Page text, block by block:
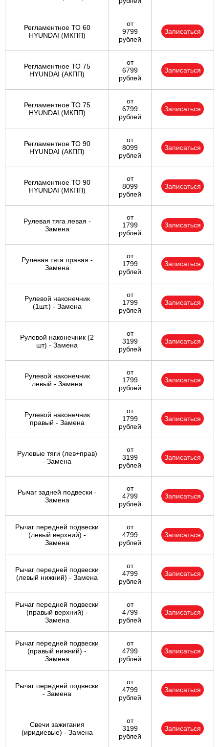
Регламентное ТО 60
HYUNDAI (МКПП)
от
9799
рублей
Записаться
Регламентное ТО 75
HYUNDAI (АКПП)
от
6799
рублей
Записаться
Регламентное ТО 75
HYUNDAI (МКПП)
от
6799
рублей
Записаться
Регламентное ТО 90
HYUNDAI (АКПП)
от
8099
рублей
Записаться
Регламентное ТО 90
HYUNDAI (МКПП)
от
8099
рублей
Записаться
Рулевая тяга левая -
Замена
от
1799
рублей
Записаться
Рулевая тяга правая -
Замена
от
1799
рублей
Записаться
Рулевой наконечник
(1шт.) - Замена
от
1799
рублей
Записаться
Рулевой наконечник (2
шт) - Замена
от
3199
рублей
Записаться
Рулевой наконечник
левый - Замена
от
1799
рублей
Записаться
Рулевой наконечник
правый - Замена
от
1799
рублей
Записаться
Рулевые тяги (лев+прав)
- Замена
от
3199
рублей
Записаться
Рычаг задней подвески -
Замена
от
4799
рублей
Записаться
Рычаг передней подвески
(левый верхний) -
Замена
от
4799
рублей
Записаться
Рычаг передней подвески
(левый нижний) - Замена
от
4799
рублей
Записаться
Рычаг передней подвески
(правый верхний) -
Замена
от
4799
рублей
Записаться
Рычаг передней подвески
(правый нижний) -
Замена
от
4799
рублей
Записаться
Рычаг передней подвески
- Замена
от
4799
рублей
Записаться
Свечи зажигания
(иридиевые) - Замена
от
3199
рублей
Записаться